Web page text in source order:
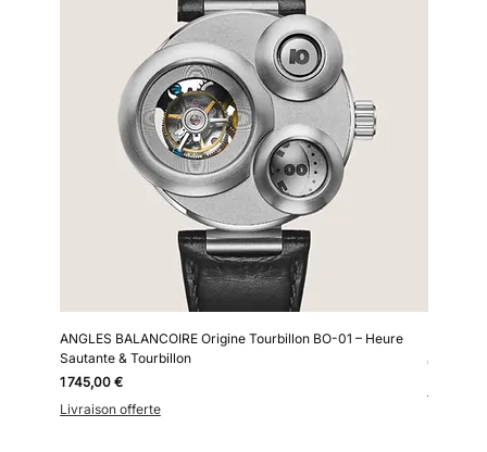
ANGLES BALANCOIRE Origine Tourbillon BO-01 – Heure
Sautante & Tourbillon
Prix
1 745,00 €
Livraison offerte
Prix
6 690,00